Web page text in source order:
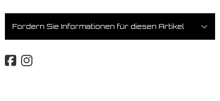
Fordern Sie Informationen für diesen Artikel